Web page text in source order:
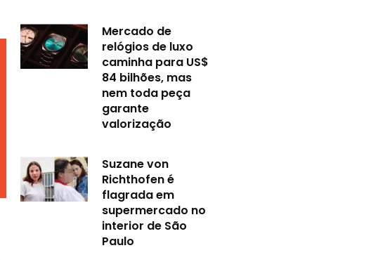
Mercado de
relógios de luxo
caminha para US$
84 bilhões, mas
nem toda peça
garante
valorização
Suzane von
Richthofen é
flagrada em
supermercado no
interior de São
Paulo